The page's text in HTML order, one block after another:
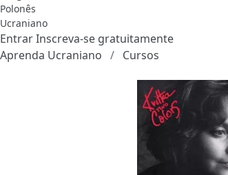
Polonês
Ucraniano
EntrarInscreva-se gratuitamente
Aprenda Ucraniano
Cursos